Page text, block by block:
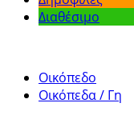
Διαθέσιμο
Οικόπεδο
Οικόπεδα / Γη